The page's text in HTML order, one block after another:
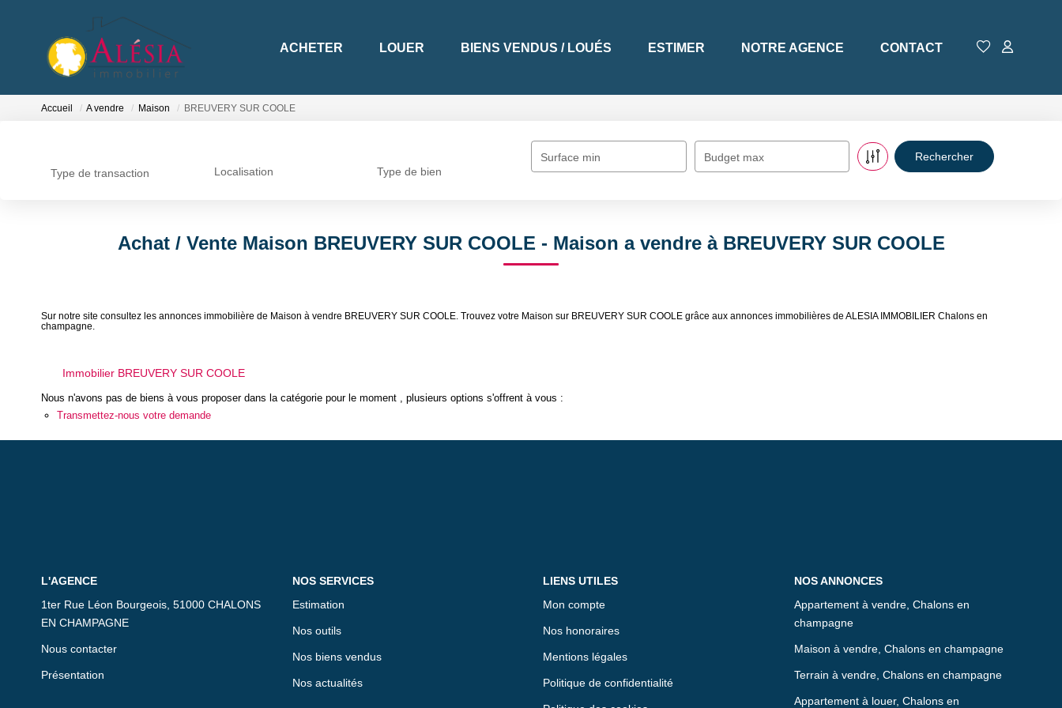
ACHETER LOUER BIENS VENDUS / LOUÉS ESTIMER NOTRE AGENCE CONTACT
Accueil A vendre Maison BREUVERY SUR COOLE
Type de transaction Localisation Type de bien
Surface min Budget max
Achat / Vente Maison BREUVERY SUR COOLE - Maison a vendre à BREUVERY SUR COOLE
Sur notre site consultez les annonces immobilière de Maison à vendre BREUVERY SUR COOLE. Trouvez votre Maison sur BREUVERY SUR COOLE grâce aux annonces immobilières de ALESIA IMMOBILIER Chalons en
champagne.
Immobilier BREUVERY SUR COOLE
Nous n'avons pas de biens à vous proposer dans la catégorie pour le moment , plusieurs options s'offrent à vous :
Transmettez-nous votre demande
L'AGENCE
1ter Rue Léon Bourgeois, 51000 CHALONS
EN CHAMPAGNE
Nous contacter
Présentation
NOS SERVICES
Estimation
Nos outils
Nos biens vendus
Nos actualités
LIENS UTILES
Mon compte
Nos honoraires
Mentions légales
Politique de confidentialité
NOS ANNONCES
Appartement à vendre, Chalons en
champagne
Maison à vendre, Chalons en champagne
Terrain à vendre, Chalons en champagne
Appartement à louer, Chalons en